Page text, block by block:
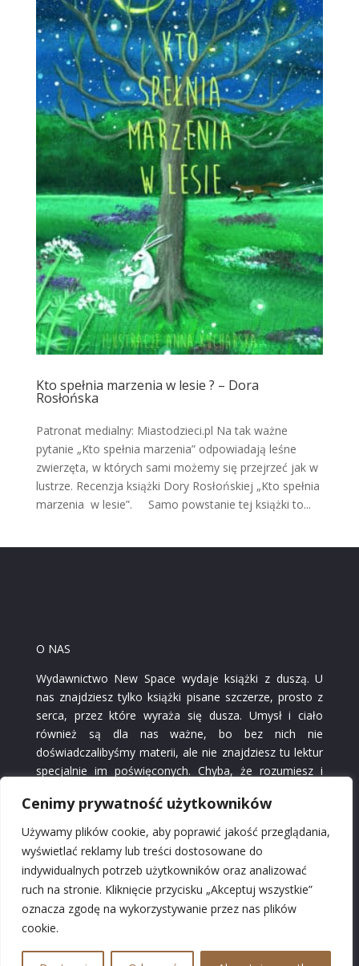
Cenimy prywatność użytkowników
Używamy plików cookie, aby poprawić jakość przeglądania,
wyświetlać reklamy lub treści dostosowane do
indywidualnych potrzeb użytkowników oraz analizować
ruch na stronie. Kliknięcie przycisku „Akceptuj wszystkie”
oznacza zgodę na wykorzystywanie przez nas plików
cookie.
Kto spełnia marzenia w lesie ? – Dora
Rosłońska
Patronat medialny: Miastodzieci.pl Na tak ważne
pytanie „Kto spełnia marzenia” odpowiadają leśne
zwierzęta, w których sami możemy się przejrzeć jak w
lustrze. Recenzja książki Dory Rosłońskiej „Kto spełnia
marzenia w lesie”. Samo powstanie tej książki to...
O NAS
Wydawnictwo New Space wydaje książki z duszą. U
nas znajdziesz tylko książki pisane szczerze, prosto z
serca, przez które wyraża się dusza. Umysł i ciało
również są dla nas ważne, bo bez nich nie
doświadczalibyśmy materii, ale nie znajdziesz tu lektur
specjalnie im poświęconych. Chyba, że rozumiesz i
nie. W naszych książkach nie chodzi tylko o piękne
słowa, styl i interesującą fabułę. Ich wartością jest
głębia spojrzenia i przeżyć autorów, którzy wyrażają
się nie tylko poprzez słowa, ale również w sztuce,
pasjach, związkach, duchowości, czy rodzinie.
Wszędzie tam, gdzie przejawia się dusza.
Skontaktuj się z nami: